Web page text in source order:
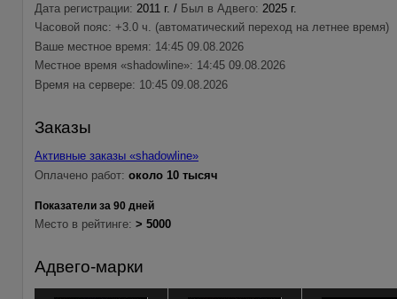
Дата регистрации: 2011 г. / Был в Адвего: 2025 г.
Часовой пояс: +3.0 ч. (автоматический переход на летнее время)
Ваше местное время: 14:45 09.08.2026
Местное время «shadowline»: 14:45 09.08.2026
Время на сервере: 10:45 09.08.2026
Заказы
Активные заказы «shadowline»
Оплачено работ: около 10 тысяч
Показатели за 90 дней
Место в рейтинге: > 5000
Адвего-марки